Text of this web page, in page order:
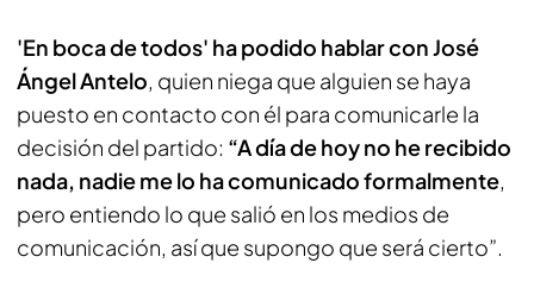
'En boca de todos' ha podido hablar con José
Ángel Antelo, quien niega que alguien se haya
puesto en contacto con él para comunicarle la
decisión del partido: “A día de hoy no he recibido
nada, nadie me lo ha comunicado formalmente,
pero entiendo lo que salió en los medios de
comunicación, así que supongo que será cierto”.